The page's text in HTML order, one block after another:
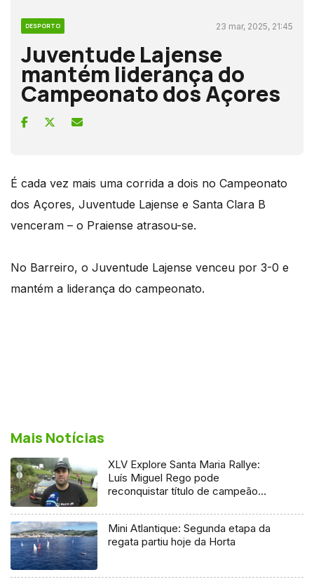
DESPORTO 23 mar, 2025, 21:45
Juventude Lajense
mantém liderança do
Campeonato dos Açores
É cada vez mais uma corrida a dois no Campeonato
dos Açores, Juventude Lajense e Santa Clara B
venceram – o Praiense atrasou-se.
No Barreiro, o Juventude Lajense venceu por 3-0 e
mantém a liderança do campeonato.
Mais Notícias
XLV Explore Santa Maria Rallye:
Luís Miguel Rego pode
reconquistar título de campeão
Mini Atlantique: Segunda etapa da
regata partiu hoje da Horta